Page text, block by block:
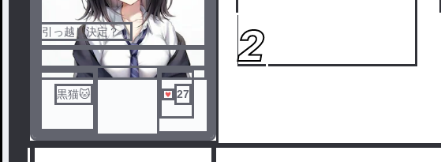
1 2
引っ越し決定？！
黒猫🐱 27